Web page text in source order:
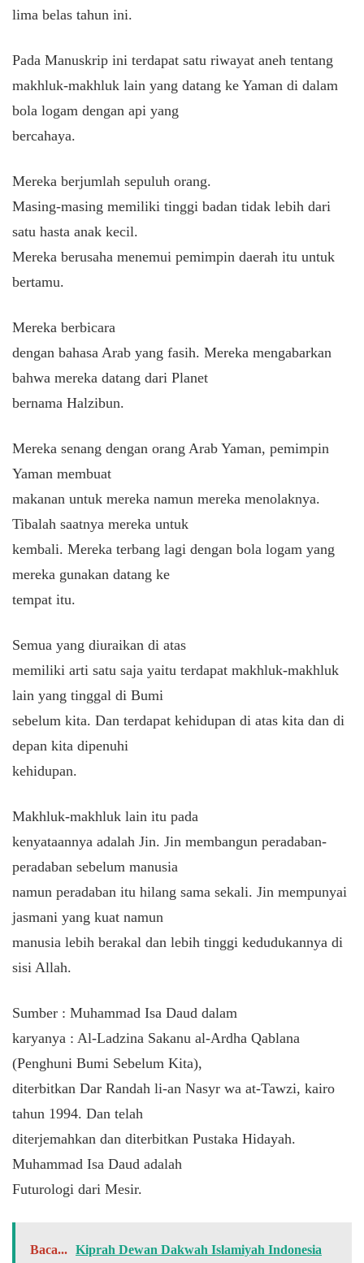
lima belas tahun ini.
Pada Manuskrip ini terdapat satu riwayat aneh tentang
makhluk-makhluk lain yang datang ke Yaman di dalam
bola logam dengan api yang
bercahaya.
Mereka berjumlah sepuluh orang.
Masing-masing memiliki tinggi badan tidak lebih dari
satu hasta anak kecil.
Mereka berusaha menemui pemimpin daerah itu untuk
bertamu.
Mereka berbicara
dengan bahasa Arab yang fasih. Mereka mengabarkan
bahwa mereka datang dari Planet
bernama Halzibun.
Mereka senang dengan orang Arab Yaman, pemimpin
Yaman membuat
makanan untuk mereka namun mereka menolaknya.
Tibalah saatnya mereka untuk
kembali. Mereka terbang lagi dengan bola logam yang
mereka gunakan datang ke
tempat itu.
Semua yang diuraikan di atas
memiliki arti satu saja yaitu terdapat makhluk-makhluk
lain yang tinggal di Bumi
sebelum kita. Dan terdapat kehidupan di atas kita dan di
depan kita dipenuhi
kehidupan.
Makhluk-makhluk lain itu pada
kenyataannya adalah Jin. Jin membangun peradaban-
peradaban sebelum manusia
namun peradaban itu hilang sama sekali. Jin mempunyai
jasmani yang kuat namun
manusia lebih berakal dan lebih tinggi kedudukannya di
sisi Allah.
Sumber : Muhammad Isa Daud dalam
karyanya : Al-Ladzina Sakanu al-Ardha Qablana
(Penghuni Bumi Sebelum Kita),
diterbitkan Dar Randah li-an Nasyr wa at-Tawzi, kairo
tahun 1994. Dan telah
diterjemahkan dan diterbitkan Pustaka Hidayah.
Muhammad Isa Daud adalah
Futurologi dari Mesir.
Baca... Kiprah Dewan Dakwah Islamiyah Indonesia